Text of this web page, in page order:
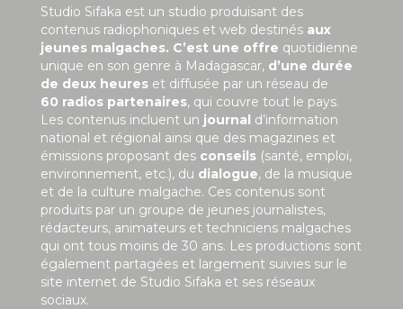
Studio Sifaka est un studio produisant des
contenus radiophoniques et web destinés aux
jeunes malgaches. C’est une offre quotidienne
unique en son genre à Madagascar, d’une durée
de deux heures et diffusée par un réseau de
60 radios partenaires, qui couvre tout le pays.
Les contenus incluent un journal d’information
national et régional ainsi que des magazines et
émissions proposant des conseils (santé, emploi,
environnement, etc.), du dialogue, de la musique
et de la culture malgache. Ces contenus sont
produits par un groupe de jeunes journalistes,
rédacteurs, animateurs et techniciens malgaches
qui ont tous moins de 30 ans. Les productions sont
également partagées et largement suivies sur le
site internet de Studio Sifaka et ses réseaux
sociaux.